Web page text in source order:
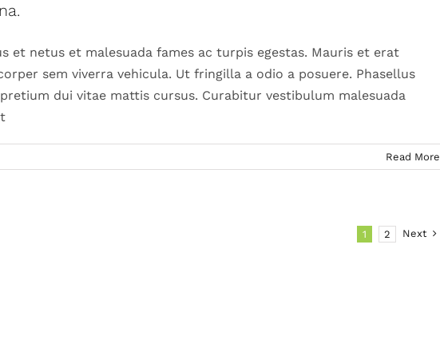
et netus et malesuada fames ac turpis egestas. Mauris et erat
sem viverra vehicula. Ut fringilla a odio a posuere. Phasellus
dui vitae mattis cursus. Curabitur vestibulum malesuada
Read More
1 2 Next